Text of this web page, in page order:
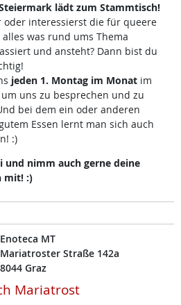
lädt zum Stammtisch!
oder interessierst die für queere
was rund ums Thema
und ansteht? Dann bist du
jeden 1. Montag im Monatim
uns zu besprechen und zu
bei dem ein oder anderen
Essen lernt man sich auch
:)
und nimm auch gerne deine
mit! :)
Enoteca MT
Mariatroster Straße 142a
8044 Graz
Mariatrost